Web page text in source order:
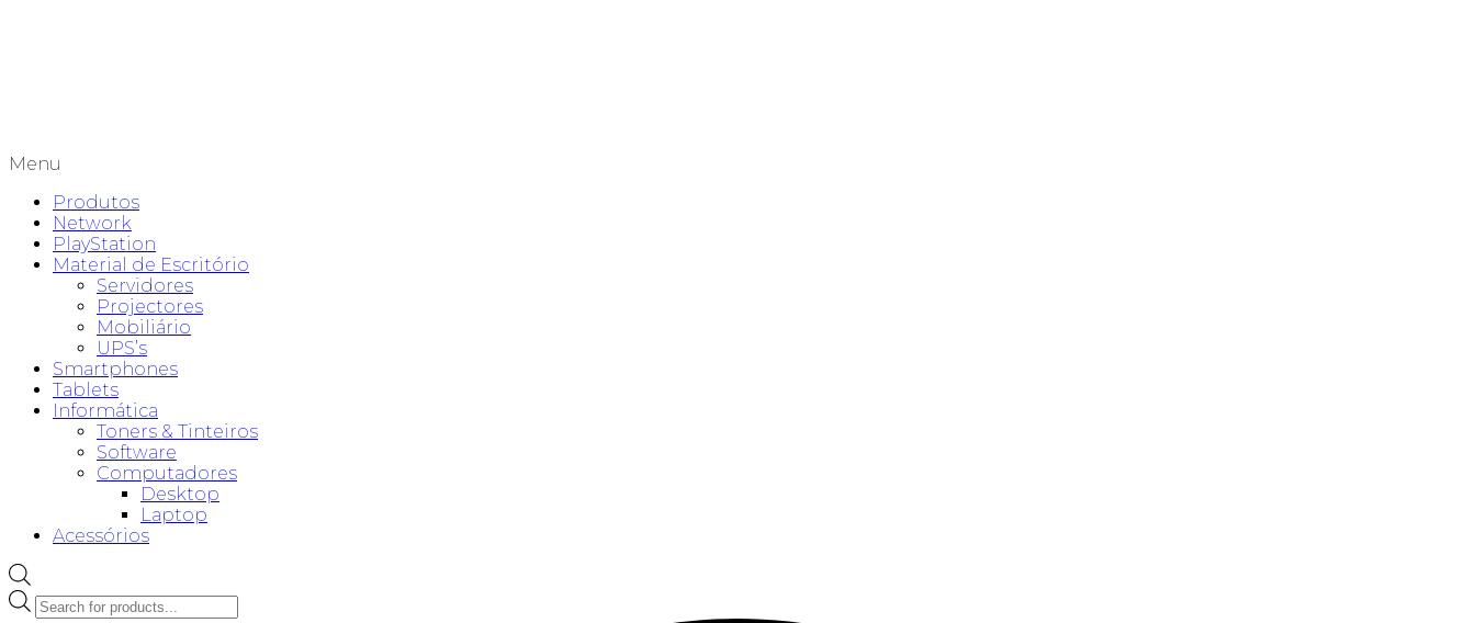
Menu
Produtos
Network
PlayStation
Material de Escritório
Servidores
Projectores
Mobiliário
UPS’s
Smartphones
Tablets
Informática
Toners & Tinteiros
Software
Computadores
Desktop
Laptop
Acessórios
Products